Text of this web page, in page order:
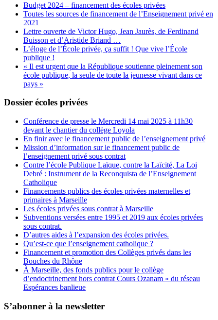
Budget 2024 – financement des écoles privées
Toutes les sources de financement de l’Enseignement privé en
2021
Lettre ouverte de Victor Hugo, Jean Jaurès, de Ferdinand
Buisson et d’Aristide Briand …
L’éloge de l’École privée, ça suffit ! Que vive l’École
publique !
« Il est urgent que la République soutienne pleinement son
école publique, la seule de toute la jeunesse vivant dans ce
pays »
Dossier écoles privées
Conférence de presse le Mercredi 14 mai 2025 à 11h30
devant le chantier du collège Loyola
En finir avec le financement public de l’enseignement privé
Mission d’information sur le financement public de
l’enseignement privé sous contrat
Contre l’école Publique Laïque, contre la Laïcité, La Loi
Debré : Instrument de la Reconquista de l’Enseignement
Catholique
Financements publics des écoles privées maternelles et
primaires à Marseille
Les écoles privées sous contrat à Marseille
Subventions versées entre 1995 et 2019 aux écoles privées
sous contrat.
D’autres aides à l’expansion des écoles privées.
Qu’est-ce que l’enseignement catholique ?
Financement et promotion des Collèges privés dans les
Bouches du Rhône
À Marseille, des fonds publics pour le collège
d’endoctrinement hors contrat Cours Ozanam » du réseau
Espérances banlieue
S’abonner à la newsletter